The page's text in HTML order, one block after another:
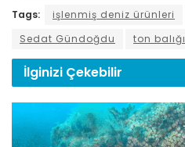
Tags: işlenmiş deniz ürünleri
Sedat Gündoğdu
ton balığı
İlginizi Çekebilir